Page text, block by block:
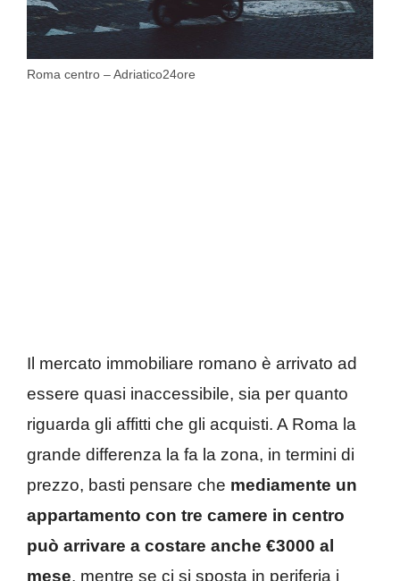
Roma centro – Adriatico24ore
Il mercato immobiliare romano è arrivato ad
essere quasi inaccessibile, sia per quanto
riguarda gli affitti che gli acquisti. A Roma la
grande differenza la fa la zona, in termini di
prezzo, basti pensare che mediamente un
appartamento con tre camere in centro
può arrivare a costare anche €3000 al
mese, mentre se ci si sposta in periferia i